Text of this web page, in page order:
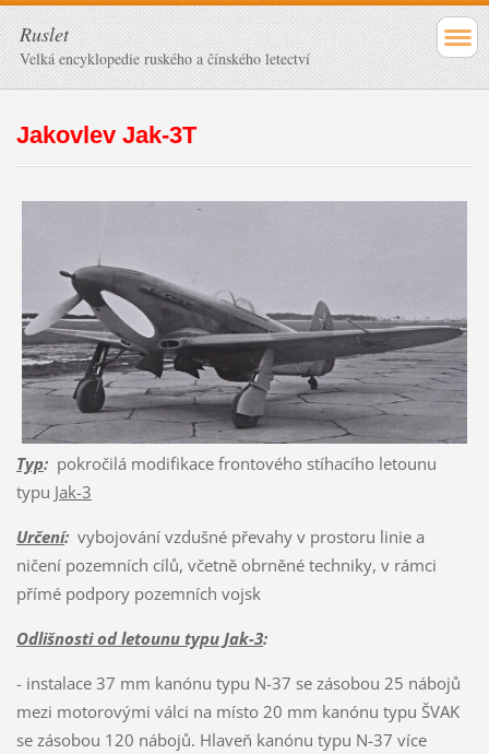
Ruslet
Velká encyklopedie ruského a čínského letectví
Jakovlev Jak-3T
Typ:pokročilá modifikace frontového stíhacího letounu
typu Jak-3
Určení:vybojování vzdušné převahy v prostoru linie a
ničení pozemních cílů, včetně obrněné techniky, v rámci
přímé podpory pozemních vojsk
Odlišnosti od letounu typu Jak-3:
- instalace 37 mm kanónu typu N-37 se zásobou 25 nábojů
mezi motorovými válci na místo 20 mm kanónu typu ŠVAK
se zásobou 120 nábojů. Hlaveň kanónu typu N-37 více